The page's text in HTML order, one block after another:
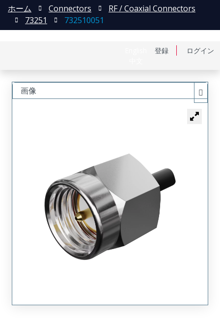
登録 ログイン
ホーム Connectors
RF / Coaxial Connectors
73251
732510051
画像